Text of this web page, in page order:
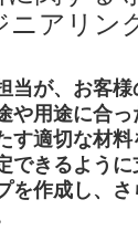
ニアリン
当が、お客
や用途に合
す適切な材
できるよう
を作成し、